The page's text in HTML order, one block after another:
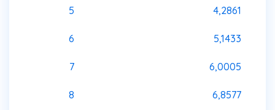
5 4,2861
6 5,1433
7 6,0005
8 6,8577